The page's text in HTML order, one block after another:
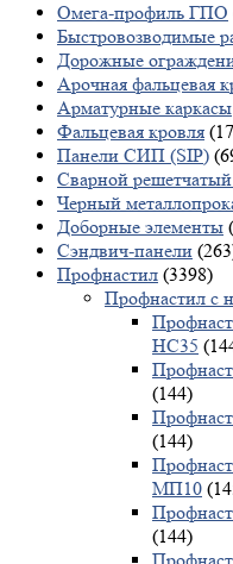
Омега-профиль ГПО
Быстровозводимые
Дорожные
Арочная фальцевая
Арматурные каркасы
Фальцевая кровля
Панели СИП (SIP)
Сварной
Черный
Доборные элементы
Сэндвич-панели
Профнастил (3398)
Профнастил с
НС35
(144)
(144)
МП10
(144)